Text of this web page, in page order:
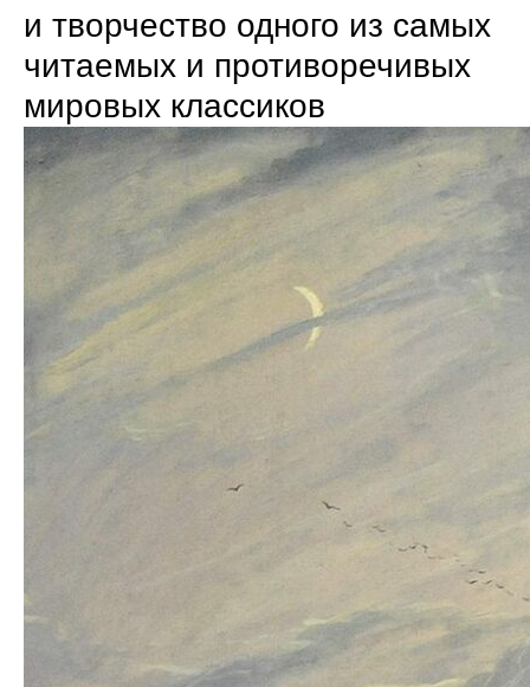
и творчество одного из самых
читаемых и противоречивых
мировых классиков